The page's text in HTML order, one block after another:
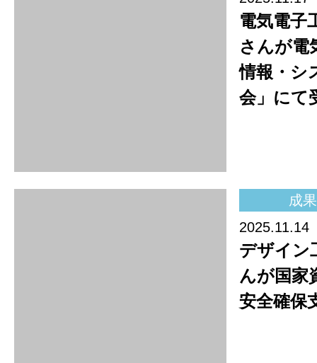
んが国家
安全確保
学会
2025.11.12
受賞
成果
2025.11.10
情報通信